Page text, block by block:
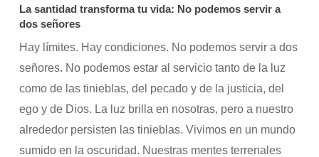
La santidad transforma tu vida: No podemos servir a
dos señores
Hay límites. Hay condiciones. No podemos servir a dos
señores. No podemos estar al servicio tanto de la luz
como de las tinieblas, del pecado y de la justicia, del
ego y de Dios. La luz brilla en nosotras, pero a nuestro
alrededor persisten las tinieblas. Vivimos en un mundo
sumido en la oscuridad. Nuestras mentes terrenales